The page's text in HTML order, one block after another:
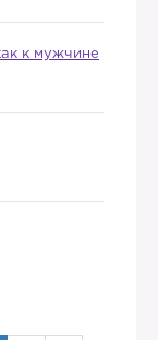
к мужчине